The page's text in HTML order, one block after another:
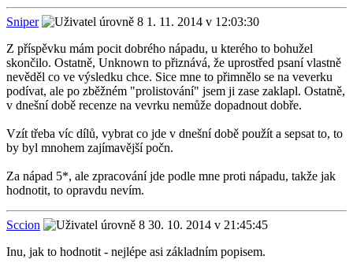
Sniper
1. 11. 2014 v 12:03:30
Z příspěvku mám pocit dobrého nápadu, u kterého to bohužel
skončilo. Ostatně, Unknown to přiznává, že uprostřed psaní vlastně
nevěděl co ve výsledku chce. Sice mne to přimnělo se na veverku
podívat, ale po zběžném "prolistování" jsem ji zase zaklapl. Ostatně,
v dnešní době recenze na vevrku nemůže dopadnout dobře.
Vzít třeba víc dílů, vybrat co jde v dnešní době použít a sepsat to, to
by byl mnohem zajímavější počn.
Za nápad 5*, ale zpracování jde podle mne proti nápadu, takže jak
hodnotit, to opravdu nevím.
Sccion
30. 10. 2014 v 21:45:45
Inu, jak to hodnotit - nejlépe asi základním popisem.